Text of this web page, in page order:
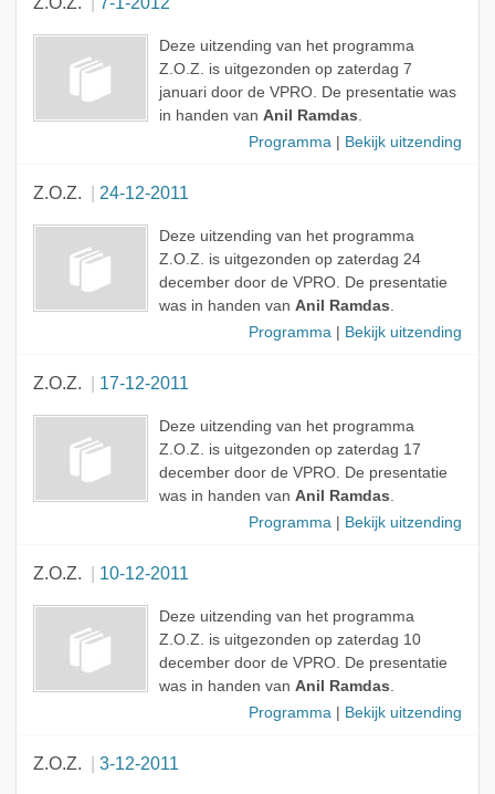
Deze uitzending van het programma
Z.O.Z. is uitgezonden op zaterdag 7
januari door de VPRO. De presentatie was
in handen van Anil Ramdas.
Programma
Bekijk uitzending
Z.O.Z. 24-12-2011
Deze uitzending van het programma
Z.O.Z. is uitgezonden op zaterdag 24
december door de VPRO. De presentatie
was in handen van Anil Ramdas.
Programma
Bekijk uitzending
Z.O.Z. 17-12-2011
Deze uitzending van het programma
Z.O.Z. is uitgezonden op zaterdag 17
december door de VPRO. De presentatie
was in handen van Anil Ramdas.
Programma
Bekijk uitzending
Z.O.Z. 10-12-2011
Deze uitzending van het programma
Z.O.Z. is uitgezonden op zaterdag 10
december door de VPRO. De presentatie
was in handen van Anil Ramdas.
Programma
Bekijk uitzending
Z.O.Z. 3-12-2011